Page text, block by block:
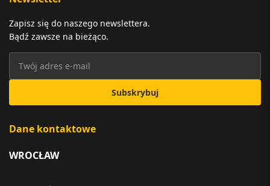
Zapisz się do naszego newslettera.
Bądź zawsze na bieżąco.
Subskrybuj
Dane kontaktowe
WROCŁAW